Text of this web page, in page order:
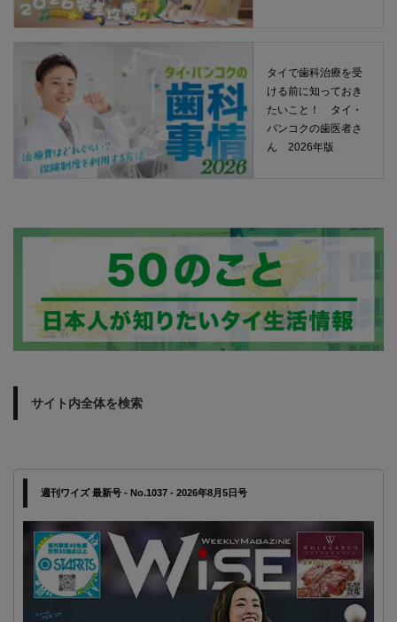
タイで歯科治療を受
ける前に知っておき
たいこと！ タイ・
バンコクの歯医者さ
ん 2026年版
サイト内全体を検索
週刊ワイズ 最新号 - No.1037 - 2026年8月5日号